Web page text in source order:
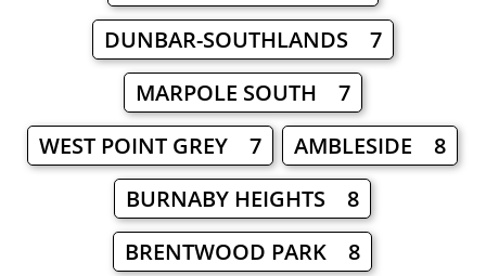
DUNBAR-SOUTHLANDS 7
MARPOLE SOUTH 7
WEST POINT GREY 7
AMBLESIDE 8
BURNABY HEIGHTS 8
BRENTWOOD PARK 8